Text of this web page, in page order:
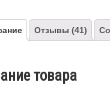
Отзывы (41)
товара